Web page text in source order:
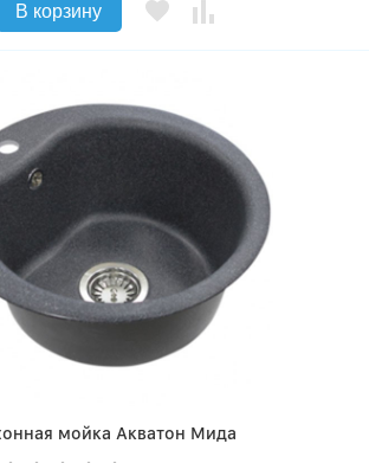
В корзину
мойка Акватон Мида